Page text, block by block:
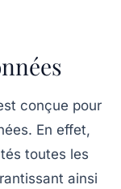
conçue pour
En effet,
toutes les
ainsi